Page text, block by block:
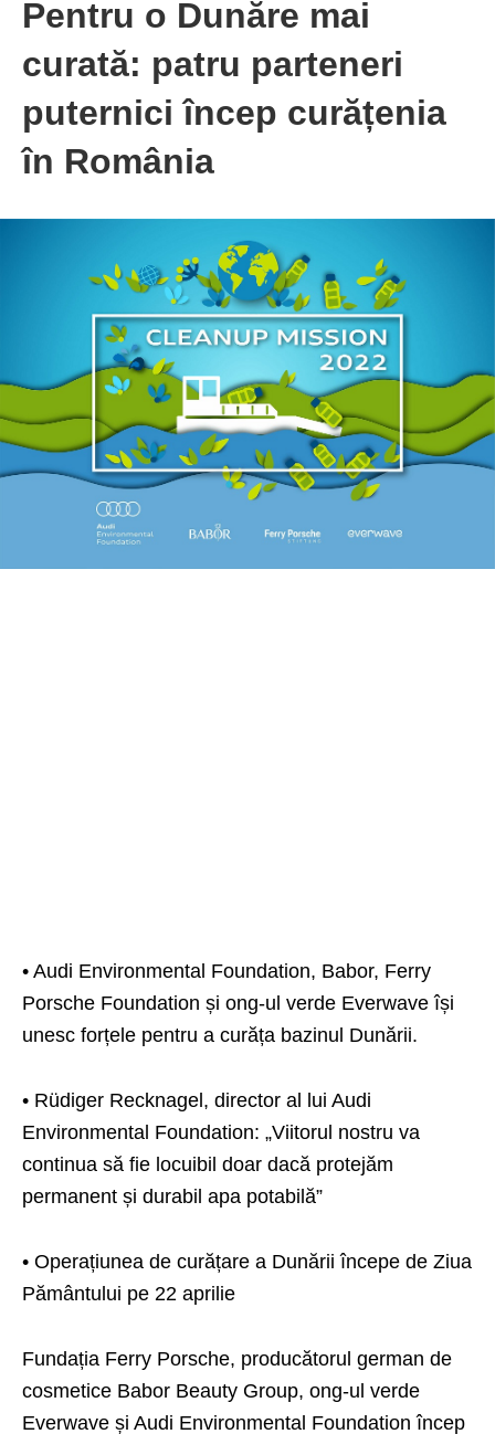
Pentru o Dunăre mai
curată: patru parteneri
puternici încep curățenia
în România
• Audi Environmental Foundation, Babor, Ferry
Porsche Foundation și ong-ul verde Everwave își
unesc forțele pentru a curăța bazinul Dunării.
• Rüdiger Recknagel, director al lui Audi
Environmental Foundation: „Viitorul nostru va
continua să fie locuibil doar dacă protejăm
permanent și durabil apa potabilă”
• Operațiunea de curățare a Dunării începe de Ziua
Pământului pe 22 aprilie
Fundația Ferry Porsche, producătorul german de
cosmetice Babor Beauty Group, ong-ul verde
Everwave și Audi Environmental Foundation încep